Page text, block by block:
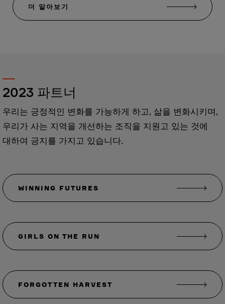
더 알아보기
2023 파트너
우리는 긍정적인 변화를 가능하게 하고, 삶을 변화시키며,
우리가 사는 지역을 개선하는 조직을 지원고 있는 것에
대하여 긍지를 가지고 있습니다.
WINNING FUTURES
GIRLS ON THE RUN
FORGOTTEN HARVEST